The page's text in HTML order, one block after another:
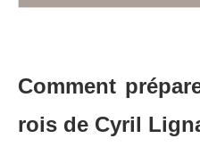
Comment
rois de Cyril